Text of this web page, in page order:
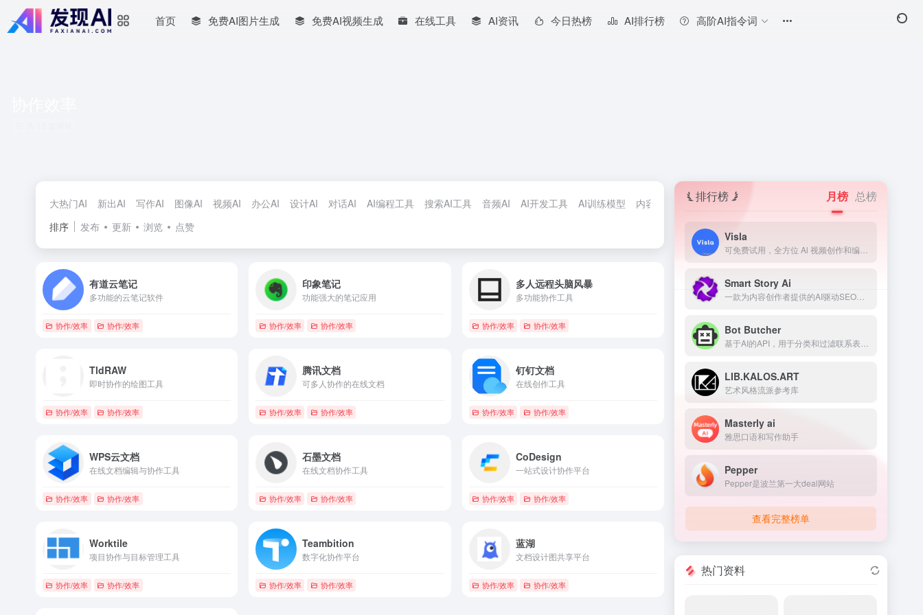
首页 免费AI图片生成 免费AI视频生成 在线工具 AI资讯 今日热榜 AI排行榜 高阶AI指令词
大热门AI 新出AI 写作AI 图像AI 视频AI 办公AI 设计AI 对话AI AI编程工具 搜索AI工具 音频AI AI开发工具 AI训练模型 内容检测神器 翻译AI 模型测评工具
排序
发布 更新 浏览 点赞
有道云笔记
多功能的云笔记软件
协作/效率 协作/效率
印象笔记
功能强大的笔记应用
协作/效率 协作/效率
多人远程头脑风暴
多功能协作工具
协作/效率 协作/效率
TldRAW
即时协作的绘图工具
协作/效率 协作/效率
腾讯文档
可多人协作的在线文档
协作/效率 协作/效率
钉钉文档
在线创作工具
协作/效率 协作/效率
WPS云文档
在线文档编辑与协作工具
协作/效率 协作/效率
石墨文档
在线文档协作工具
协作/效率 协作/效率
CoDesign
一站式设计协作平台
协作/效率 协作/效率
Worktile
项目协作与目标管理工具
协作/效率 协作/效率
Teambition
数字化协作平台
协作/效率 协作/效率
蓝湖
文档设计图共享平台
协作/效率 协作/效率
排行榜 月榜 总榜
Visla
Smart Story Ai
Bot Butcher
LIB.KALOS.ART
艺术风格流派参考库
Masterly ai
雅思口语和写作助手
Pepper
Pepper是波兰第一大deal网站
查看完整榜单
热门资料